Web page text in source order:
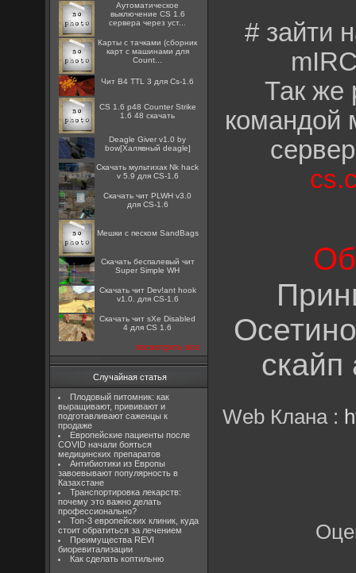
Аутоматическое
выключение CS 1.6
сервера через уст...
Карты с тачками (сборник
карт с машинами для
Count...
Чит B4 TTL 3 для Cs-1.6
CS 1.6 p48 Counter Strike
1.6 48 скачать
Deagle Giver v1.0 by
bow[Халявный deagle]
Скачать мультихак Nk hack
v 5.9 для CS-1.6
Скачать чит PLWH v3.0
для CS-1.6
Мешки с песком SandBags
Скачать беспалевый чит
Super Simple WH
Скачать чит Dev!ant hook
v1.0. для CS-1.6
Скачать чит sXe Disabled
4 для CS 1.6
посмотреть все
Случайная статья
Плодовый питомник: как
выращивают, прививают и
подготавливают саженцы к
продаже
Европейские пациенты после
COVID начали бояться
медицинских препаратов
Антибиотики из Европы
завоевывают популярность в
Казахстане
Транспортировка лекарств:
почему это важно делать
профессионально?
Топ-3 европейских клиник, куда
стоит обратиться за лечением
Преимущества REVI
биоревитализации
Как сделать коптильню
# зайти
Так же
командой
скайп
Web Клана :